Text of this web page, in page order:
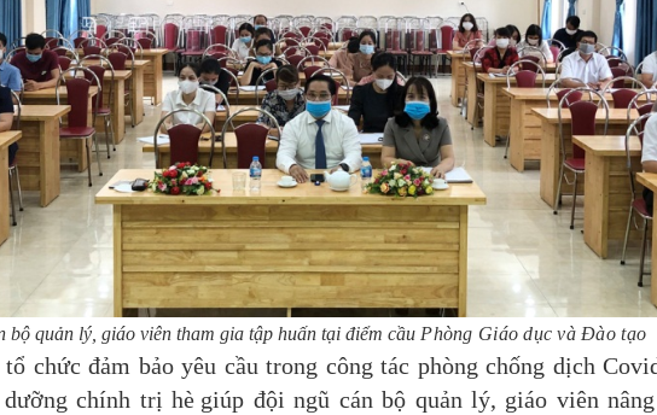
bộ quản lý, giáo viên tham gia tập huấn tại điểm cầu Phòng Giáo dục và Đào tạo
đảm bảo yêu cầu trong công tác phòng chống dịch
chính trị hè giúp đội ngũ cán bộ quản lý, giáo viên